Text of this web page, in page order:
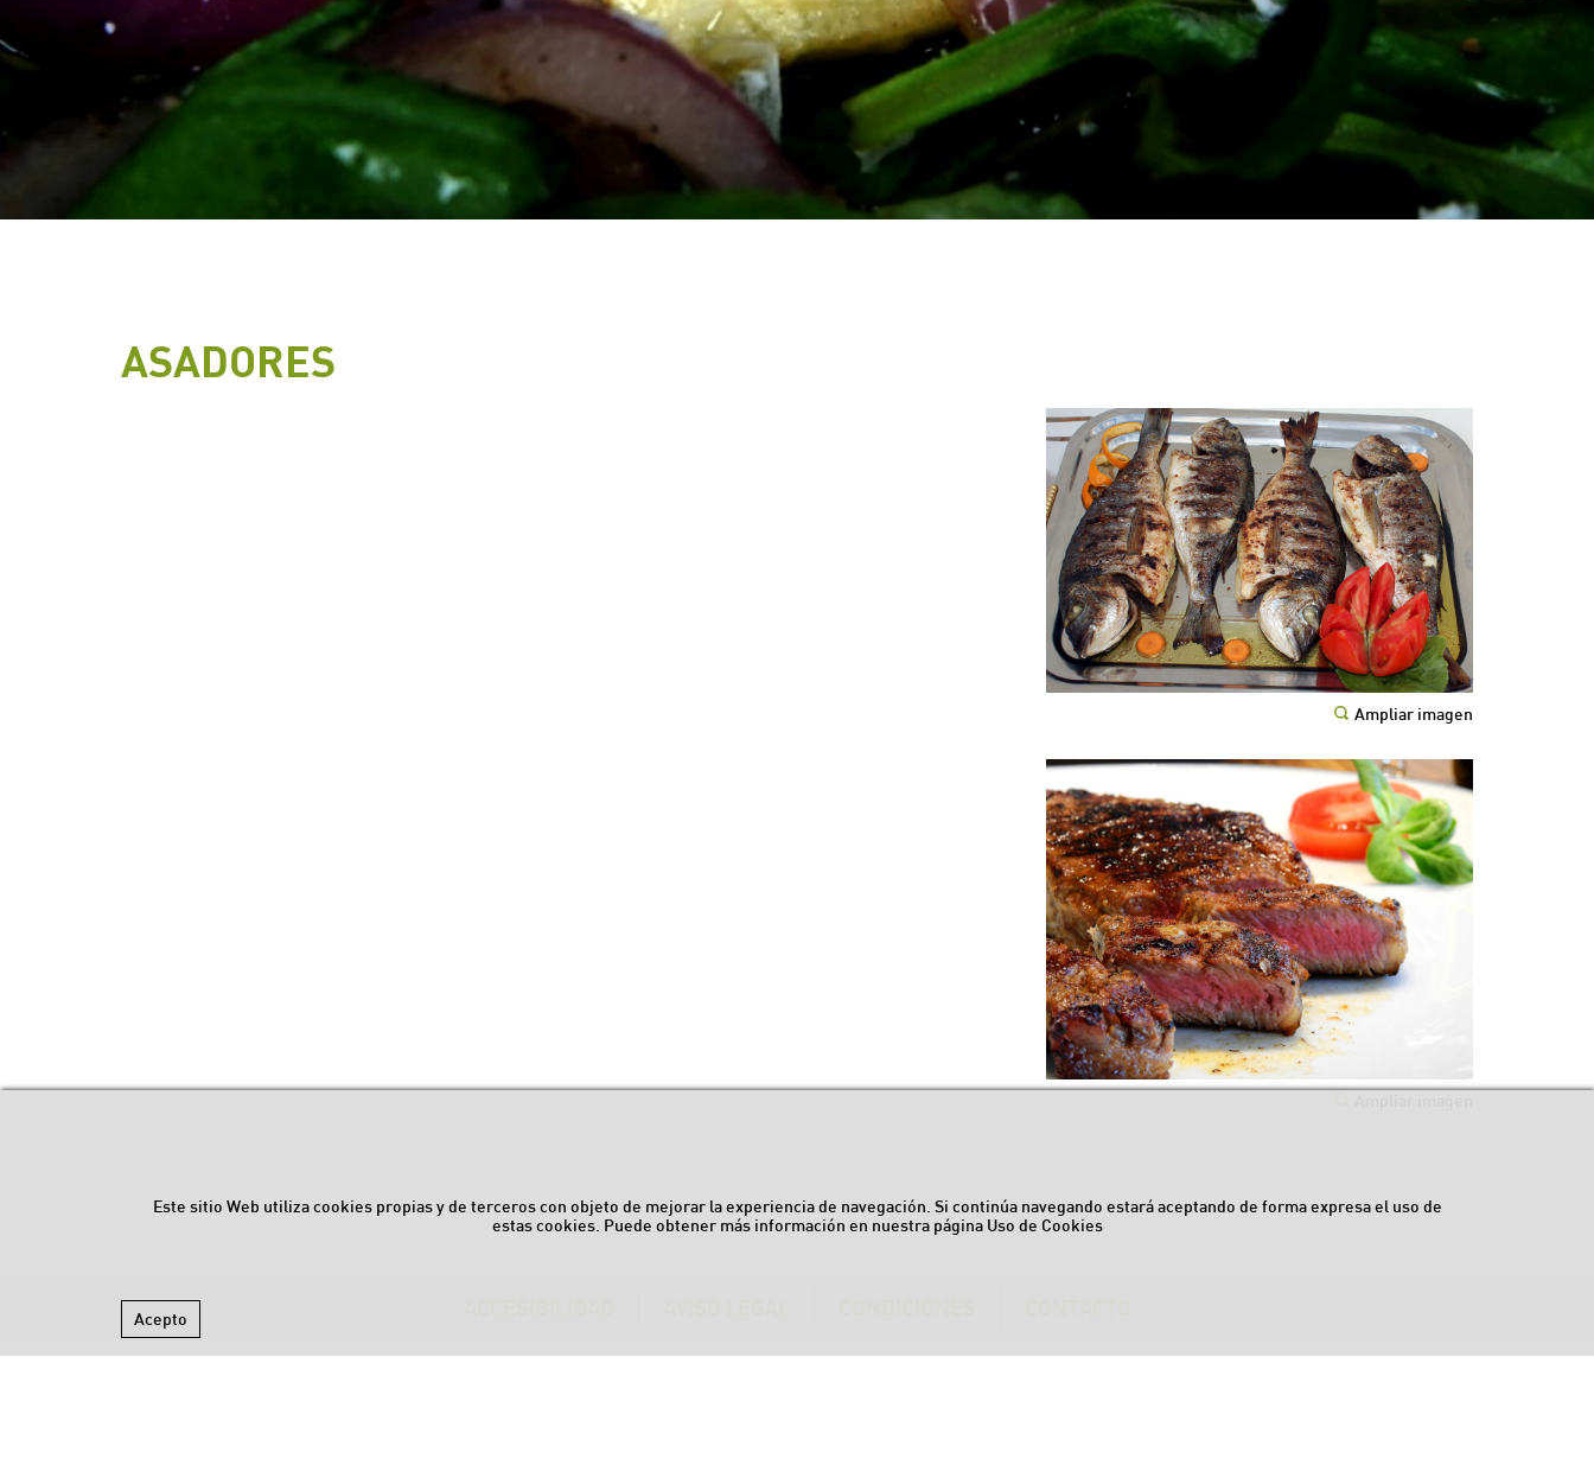
Este sitio Web utiliza cookies propias y de terceros con objeto de mejorar la experiencia de navegación. Si continúa navegando estará aceptando de forma expresa el uso de
estas cookies. Puede obtener más información en nuestra página Uso de Cookies
Acepto
ASADORES
Ampliar imagen